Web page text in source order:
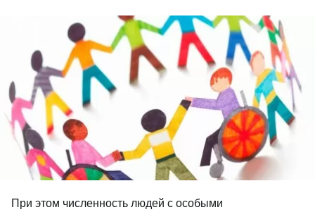
При этом численность людей с особыми